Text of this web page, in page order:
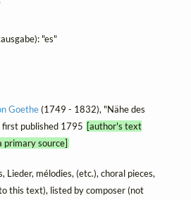
"es"
Goethe(1749 - 1832), "Nähe des
published 1795 [author's text
primary source]
Lieder, mélodies, (etc.), choral pieces,
this text), listed by composer (not